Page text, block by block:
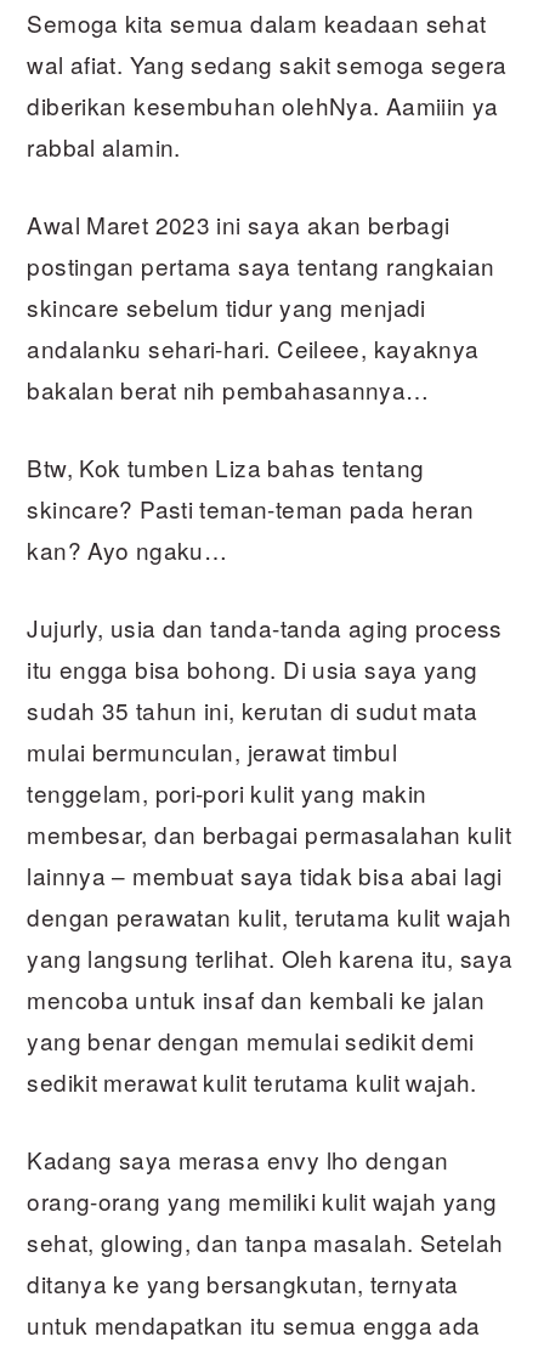
Semoga kita semua dalam keadaan sehat
wal afiat. Yang sedang sakit semoga segera
diberikan kesembuhan olehNya. Aamiiin ya
rabbal alamin.
Awal Maret 2023 ini saya akan berbagi
postingan pertama saya tentang rangkaian
skincare sebelum tidur yang menjadi
andalanku sehari-hari. Ceileee, kayaknya
bakalan berat nih pembahasannya…
Btw, Kok tumben Liza bahas tentang
skincare? Pasti teman-teman pada heran
kan? Ayo ngaku…
Jujurly, usia dan tanda-tanda aging process
itu engga bisa bohong. Di usia saya yang
sudah 35 tahun ini, kerutan di sudut mata
mulai bermunculan, jerawat timbul
tenggelam, pori-pori kulit yang makin
membesar, dan berbagai permasalahan kulit
lainnya – membuat saya tidak bisa abai lagi
dengan perawatan kulit, terutama kulit wajah
yang langsung terlihat. Oleh karena itu, saya
mencoba untuk insaf dan kembali ke jalan
yang benar dengan memulai sedikit demi
sedikit merawat kulit terutama kulit wajah.
Kadang saya merasa envy lho dengan
orang-orang yang memiliki kulit wajah yang
sehat, glowing, dan tanpa masalah. Setelah
ditanya ke yang bersangkutan, ternyata
untuk mendapatkan itu semua engga ada